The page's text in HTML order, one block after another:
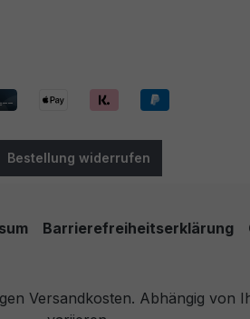
Bestellung widerrufen
Barrierefreiheitserklärung
Versandkosten. Abhängig